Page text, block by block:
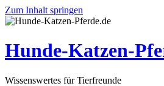
Zum Inhalt springen
Hunde-Katzen-
Wissenswertes für Tierfreunde